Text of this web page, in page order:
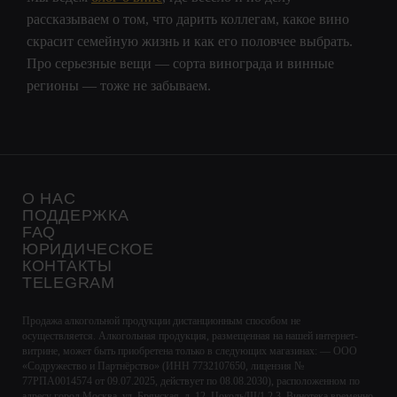
рассказываем о том, что дарить коллегам, какое вино
скрасит семейную жизнь и как его половчее выбрать.
Про серьезные вещи — сорта винограда и винные
регионы — тоже не забываем.
О НАС
ПОДДЕРЖКА
FAQ
ЮРИДИЧЕСКОЕ
КОНТАКТЫ
TELEGRAM
Продажа алкогольной продукции дистанционным способом не
осуществляется. Алкогольная продукция, размещенная на нашей интернет-
витрине, может быть приобретена только в следующих магазинах: — ООО
«Содружество и Партнёрство» (ИНН 7732107650, лицензия №
77РПА0014574 от 09.07.2025, действует по 08.08.2030), расположенном по